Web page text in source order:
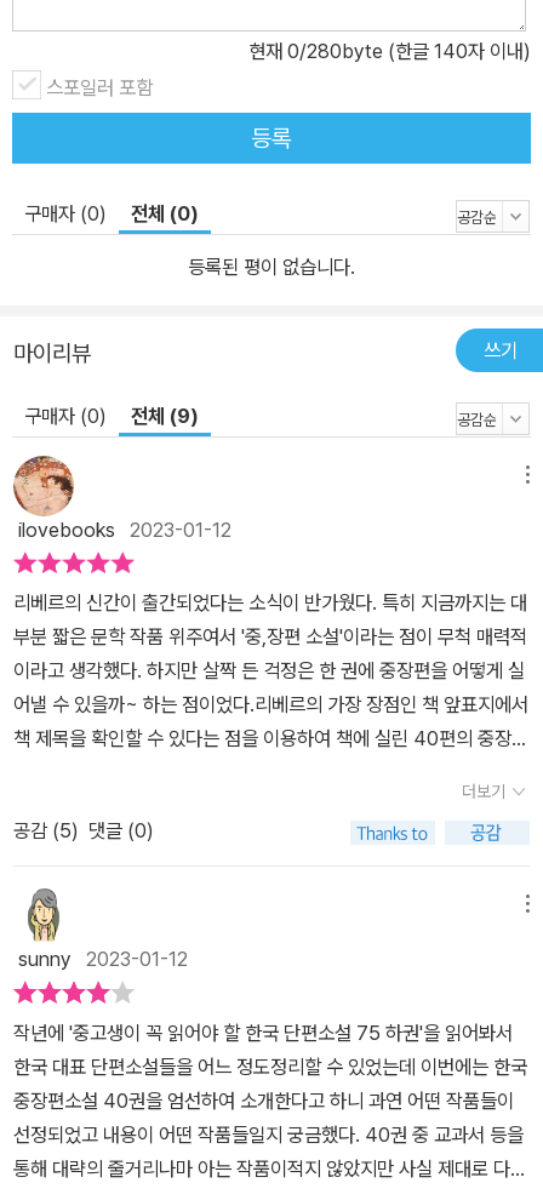
현재 0/280byte (한글 140자 이내)
스포일러 포함
등록
구매자 (0) 전체 (0)
등록된 평이 없습니다.
마이리뷰 쓰기
구매자 (0) 전체 (9)
ilovebooks 2023-01-12
리베르의 신간이 출간되었다는 소식이 반가웠다. 특히 지금까지는 대
부분 짧은 문학 작품 위주여서 '중,장편 소설'이라는 점이 무척 매력적
이라고 생각했다. 하지만 살짝 든 걱정은 한 권에 중장편을 어떻게 실
어낼 수 있을까~ 하는 점이었다.리베르의 가장 장점인 책 앞표지에서
책 제목을 확인할 수 있다는 점을 이용하여 책에 실린 40편의 중장편
있다. 아, 그러면 어느 정도 편집본일 수밖에 없겠구나~ 하는 아쉬움
이 먼저 들었다. 하지만 정말 온전히 책을 읽어보고 싶다면 이 책이 아
닌 원작을 찾아 읽는 것이 맞다고 생각한다. 하지만 짧은 시간 많은 양
을 공부해야 하는 중고등학생들에겐 이 책이 매우 유용할 수 있겠다.
최근 리베르 책의 가장 큰 장점은 중요한 부분이 하이라이트로 표시
된다는 점이다. 공부는 열심히 하지만 문학 작품을 읽는 데에는 조금
힘들어하는 친구들에게도 집중해서 읽을 수 있는 지점이 될 것이고
자연스레 무엇이 중요한 것인지 생각할 수 있는 포인트가 될 것이다.
또한 책 내용을 마치면 그림으로 간단히 줄거리를 쫓아가며 다시 한
번 생각을 정리할 수 있다.'생각해 볼까요?' 페이지를 통해선 작품을
한번 더 정리하고 부연하여 알아야 하는 부분을 짚어준다. 배경지식
과 더불어 찬찬히 읽다 보면 작품에 대한 이해가 커질 것이다.5-6줄
더보기
공감 (5) 댓글 (0)
sunny 2023-01-12
작년에 '중고생이 꼭 읽어야 할 한국 단편소설 75 하권'을 읽어봐서
한국 대표 단편소설들을 어느 정도정리할 수 있었는데 이번에는 한국
중장편소설 40권을 엄선하여 소개한다고 하니 과연 어떤 작품들이
선정되었고 내용이 어떤 작품들일지 궁금했다. 40권 중 교과서 등을
통해 대략의 줄거리나마 아는 작품이적지 않았지만 사실 제대로 다